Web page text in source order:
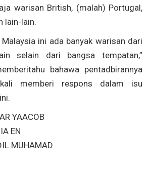
warisan British, (malah) Portugal,
lain-lain.
ini ada banyak warisan dari
selain dari bangsa tempatan,”
bahawa pentadbirannya
memberi respons dalam isu
YAACOB
EN
MUHAMAD